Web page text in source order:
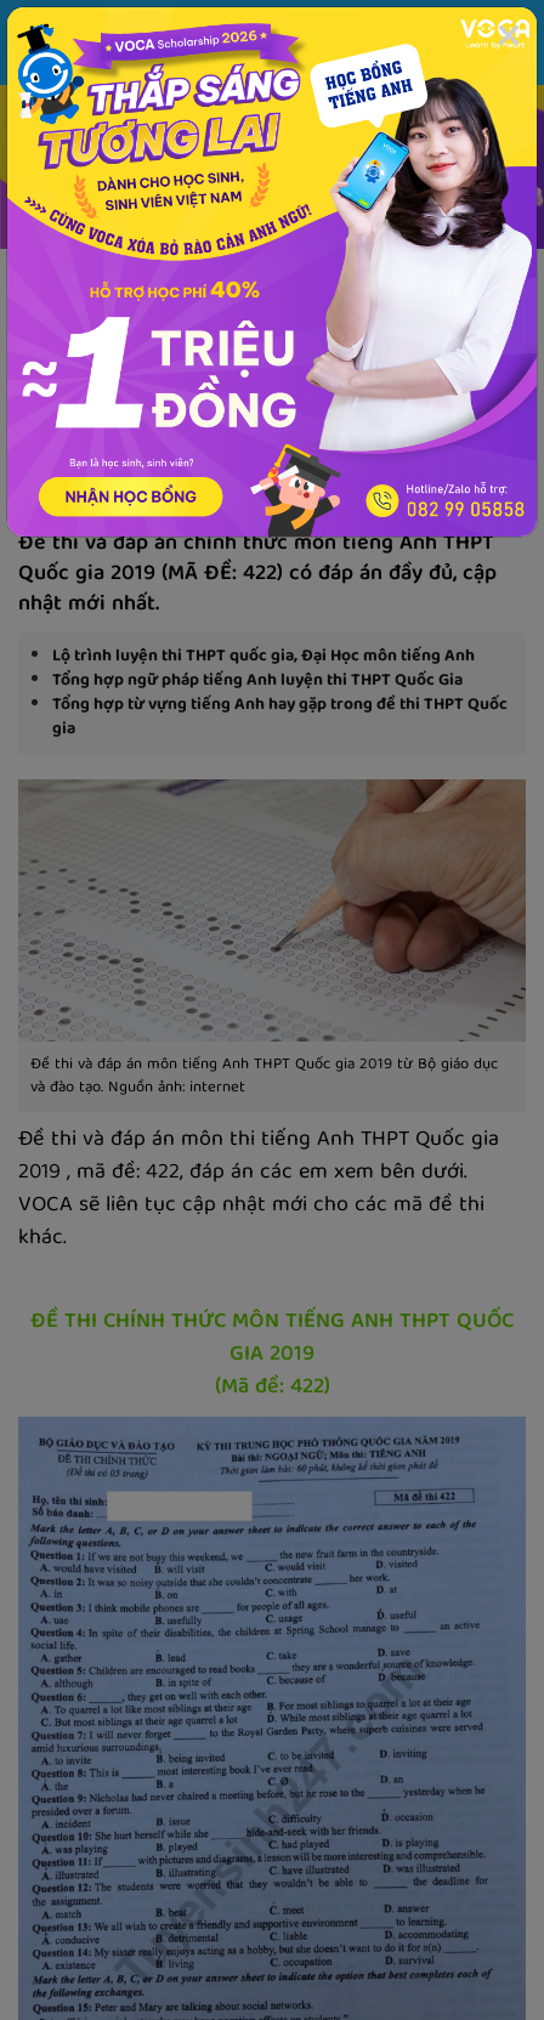
MENU ĐĂNG NHẬP
Từ vựng Ngữ pháp Mẫu câu Học phát âm Luyện viết
Giải đề thi môn tiếng Anh Lớp 10 Lớp 11
Tiếng Anh Lớp 12 -
Phổ thông
Tiếng Anh Lớp 12 - THPT, Quốc Gia
Đề thi và đáp án chính thức môn tiếng Anh
THPT Quốc gia 2019 (Mã đề: 422)
VOCA đăng lúc 14:58 28/06/2019
Đề thi và đáp án chính thức môn tiếng Anh THPT
Quốc gia 2019 (MÃ ĐỀ: 422) có đáp án đầy đủ, cập
nhật mới nhất.
Lộ trình luyện thi THPT quốc gia, Đại Học môn tiếng Anh
Tổng hợp ngữ pháp tiếng Anh luyện thi THPT Quốc Gia
Tổng hợp từ vựng tiếng Anh hay gặp trong đề thi THPT Quốc
gia
Đề thi và đáp án môn tiếng Anh THPT Quốc gia 2019 từ Bộ giáo dục
và đào tạo. Nguồn ảnh: internet
Đề thi và đáp án môn thi tiếng Anh THPT Quốc gia
2019 , mã đề: 422, đáp án các em xem bên dưới.
VOCA sẽ liên tục cập nhật mới cho các mã đề thi
khác.
ĐỀ THI CHÍNH THỨC MÔN TIẾNG ANH THPT QUỐC
GIA 2019
(Mã đề: 422)